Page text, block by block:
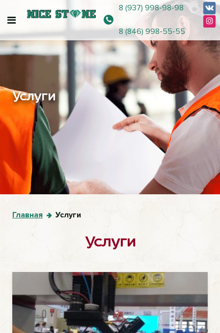
8 (937) 998-98-98
8 (846) 998-55-55
Услуги
Главная Услуги
Услуги